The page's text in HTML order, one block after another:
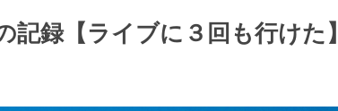
記録【ライブに３回も行けた】